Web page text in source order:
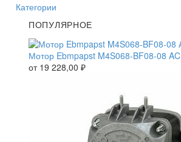
Категории
ПОПУЛЯРНОЕ
Мотор Ebmpapst M4S068-BF08-08 AC
от 19 228,00 ₽